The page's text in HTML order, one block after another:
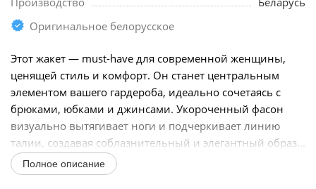
Оригинальное белорусское
Этот жакет — must-have для современной женщины,
ценящей стиль и комфорт. Он станет центральным
элементом вашего гардероба, идеально сочетаясь с
брюками, юбками и джинсами. Укороченный фасон
визуально вытягивает ноги и подчеркивает линию
талии, создавая соблазнительный и элегантный образ...
Полное описание